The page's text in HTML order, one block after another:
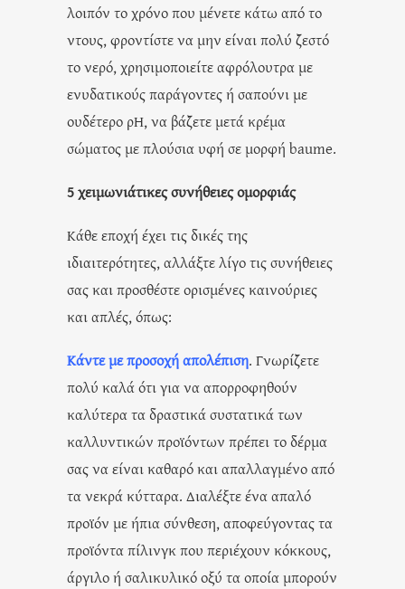
λοιπόν το χρόνο που μένετε κάτω από το
ντους, φροντίστε να μην είναι πολύ ζεστό
το νερό, χρησιμοποιείτε αφρόλουτρα με
ενυδατικούς παράγοντες ή σαπούνι με
ουδέτερο ρΗ, να βάζετε μετά κρέμα
σώματος με πλούσια υφή σε μορφή baume.
5 χειμωνιάτικες συνήθειες ομορφιάς
Κάθε εποχή έχει τις δικές της
ιδιαιτερότητες, αλλάξτε λίγο τις συνήθειες
σας και προσθέστε ορισμένες καινούριες
και απλές, όπως:
Κάντε με προσοχή απολέπιση. Γνωρίζετε
πολύ καλά ότι για να απορροφηθούν
καλύτερα τα δραστικά συστατικά των
καλλυντικών προϊόντων πρέπει το δέρμα
σας να είναι καθαρό και απαλλαγμένο από
τα νεκρά κύτταρα. Διαλέξτε ένα απαλό
προϊόν με ήπια σύνθεση, αποφεύγοντας τα
προϊόντα πίλινγκ που περιέχουν κόκκους,
άργιλο ή σαλικυλικό οξύ τα οποία μπορούν